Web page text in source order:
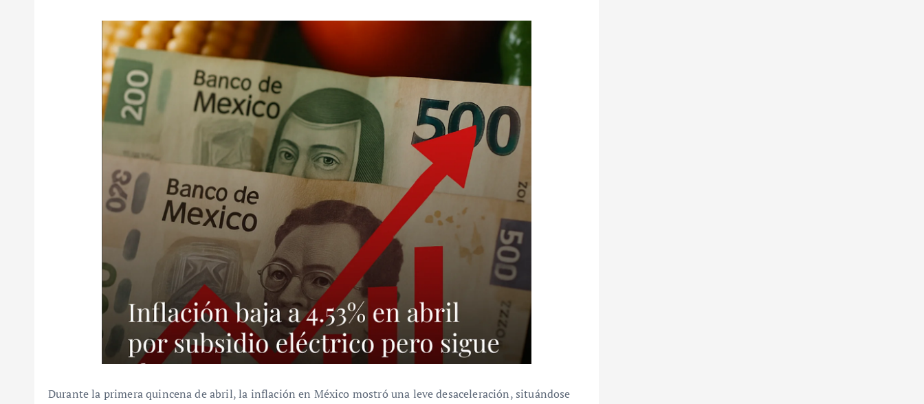
Durante la primera quincena de abril, la inflación en México mostró una leve desaceleración, situándose